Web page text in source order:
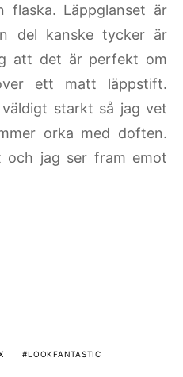
Läppglanset är
del kanske tycker är
att det är perfekt om
ett matt läppstift.
starkt så jag vet
orka med doften.
och jag ser fram emot
LOOKFANTASTIC